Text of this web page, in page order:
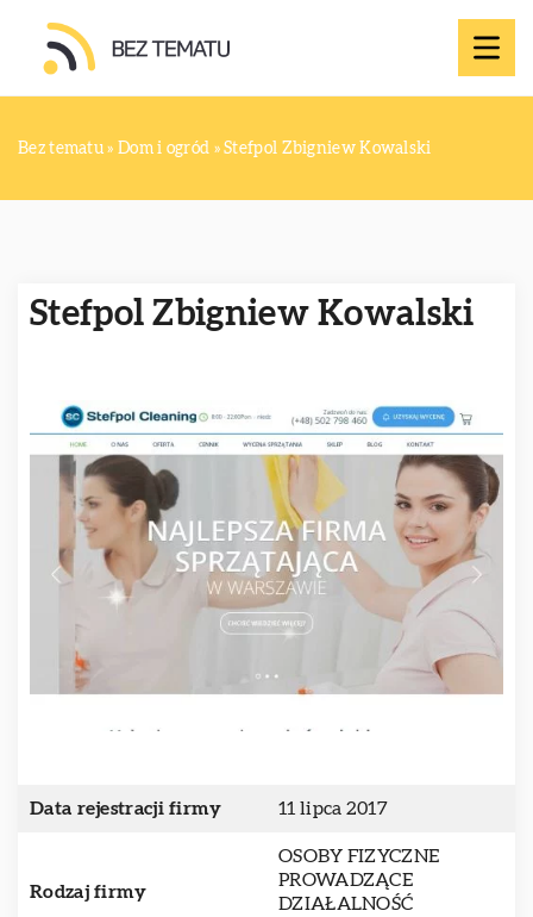
Bez tematu » Dom i ogród »Stefpol Zbigniew Kowalski
Stefpol Zbigniew Kowalski
Data rejestracji firmy 11 lipca 2017
Rodzaj firmy
OSOBY FIZYCZNE
PROWADZĄCE
DZIAŁALNOŚĆ